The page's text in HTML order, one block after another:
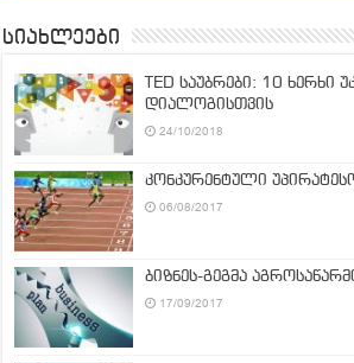
სიახლეები
TED საუბრები: 10 ხერხი
დიალოგისთვის
24/10/2018
კონკურენტული
06/08/2017
ბიზნეს-გეგმა
17/09/2017